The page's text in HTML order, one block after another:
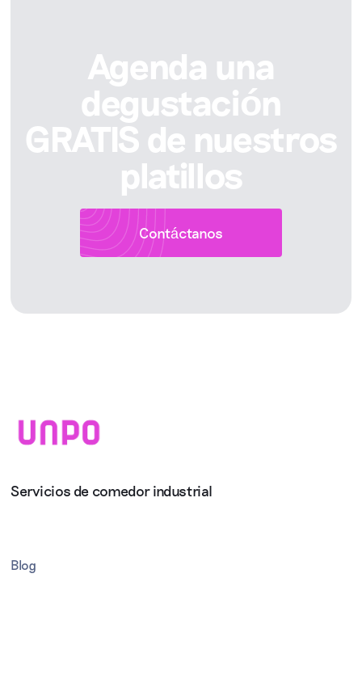
Agenda una
degustación
GRATIS de nuestros
platillos
Contáctanos
Servicios de comedor industrial
Blog